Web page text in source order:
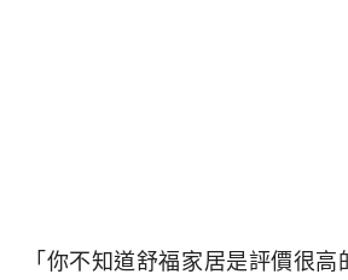
「你不知道舒福家居是評價很